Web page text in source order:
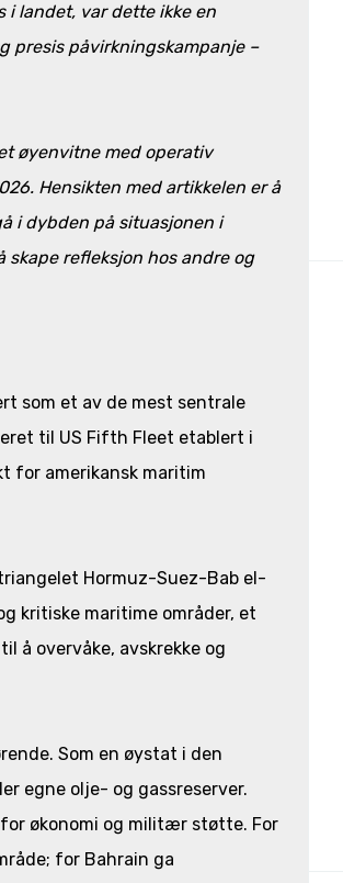
i landet, var dette ikke en
presis påvirkningskampanje –
øyenvitne med operativ
Hensikten med artikkelen er å
i dybden på situasjonen i
refleksjon hos andre og
som et av de mest sentrale
til US Fifth Fleet etablert i
for amerikansk maritim
Hormuz-Suez-Bab el-
kritiske maritime områder, et
å overvåke, avskrekke og
Som en øystat i den
egne olje- og gassreserver.
økonomi og militær støtte. For
for Bahrain ga